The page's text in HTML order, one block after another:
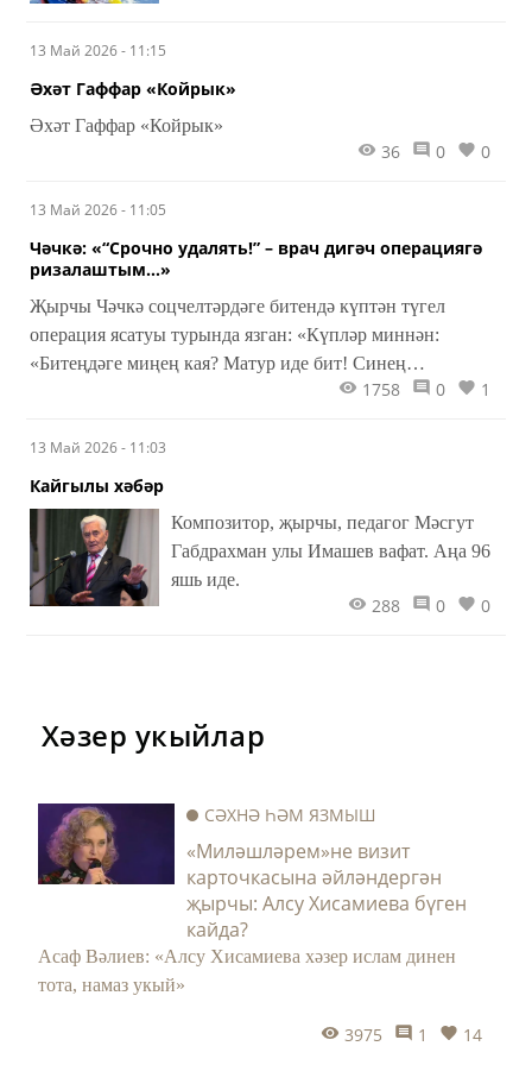
13 Май 2026 - 11:15
Әхәт Гаффар «Койрык»
Әхәт Гаффар «Койрык»
36 0 0
13 Май 2026 - 11:05
Чәчкә: «“Срочно удалять!” – врач дигәч операциягә
ризалаштым…»
Җырчы Чәчкә соцчелтәрдәге битендә күптән түгел
операция ясатуы турында язган: «Күпләр миннән:
«Битеңдәге миңең кая? Матур иде бит! Синең
1758 0 1
13 Май 2026 - 11:03
Кайгылы хәбәр
Композитор, җырчы, педагог Мәсгут
Габдрахман улы Имашев вафат. Аңа 96
яшь иде.
288 0 0
Хәзер укыйлар
СӘХНӘ ҺӘМ ЯЗМЫШ
«Миләшләрем»не визит
карточкасына әйләндергән
җырчы: Алсу Хисамиева бүген
кайда?
Асаф Вәлиев: «Алсу Хисамиева хәзер ислам динен
тота, намаз укый»
3975 1 14